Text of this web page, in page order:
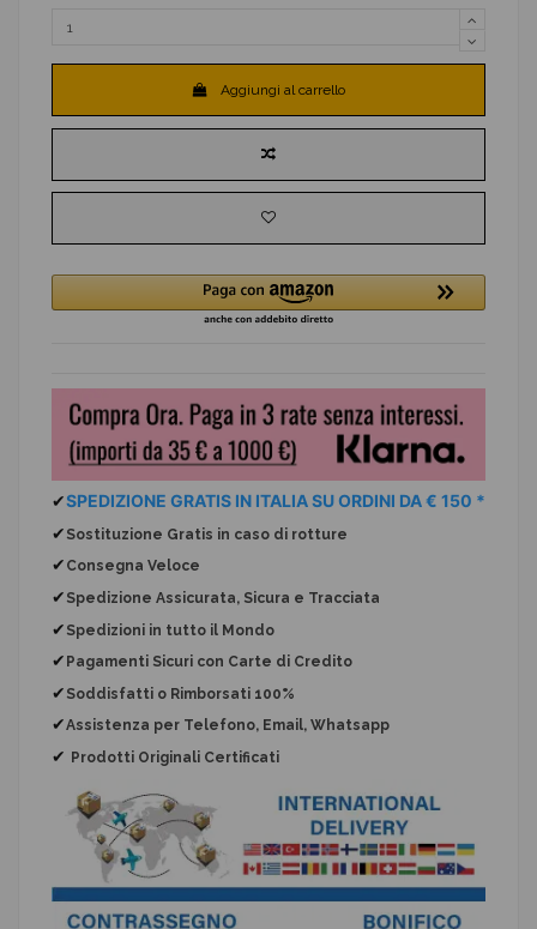
Aggiungi al carrello
✔SPEDIZIONE GRATIS IN ITALIA SU ORDINI DA € 150 *
✔ Sostituzione Gratis in caso di rotture
✔ Consegna Veloce
✔ Spedizione Assicurata, Sicura e Tracciata
✔ Spedizioni in tutto il Mondo
✔ Pagamenti Sicuri con Carte di Credito
✔ Soddisfatti o Rimborsati 100%
✔Assistenza per Telefono, Email, Whatsapp
✔ Prodotti Originali Certificati